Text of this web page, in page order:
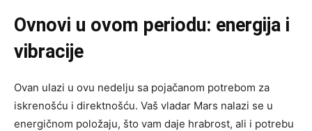
Ovnovi u ovom periodu: energija i
vibracije
Ovan ulazi u ovu nedelju sa pojačanom potrebom za
iskrenošću i direktnošću. Vaš vladar Mars nalazi se u
energičnom položaju, što vam daje hrabrost, ali i potrebu